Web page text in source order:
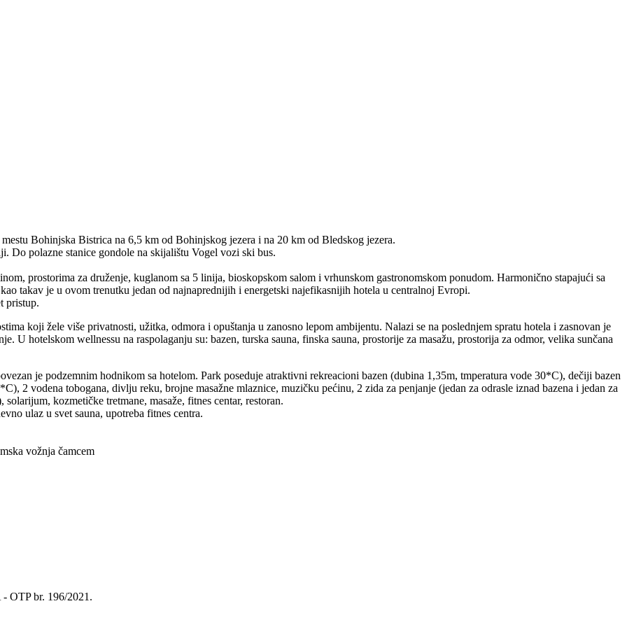
Bohinjska Bistrica na 6,5 km od Bohinjskog jezera i na 20 km od Bledskog jezera.
polazne stanice gondole na skijalištu Vogel vozi ski bus.
prostorima za druženje, kuglanom sa 5 linija, bioskopskom salom i vrhunskom gastronomskom ponudom. Harmonično stapajući sa
takav je u ovom trenutku jedan od najnaprednijih i energetski najefikasnijih hotela u centralnoj Evropi.
pristup.
koji žele više privatnosti, užitka, odmora i opuštanja u zanosno lepom ambijentu. Nalazi se na poslednjem spratu hotela i zasnovan je
U hotelskom wellnessu na raspolaganju su: bazen, turska sauna, finska sauna, prostorije za masažu, prostorija za odmor, velika sunčana
je podzemnim hodnikom sa hotelom. Park poseduje atraktivni rekreacioni bazen (dubina 1,35m, tmperatura vode 30*C), dečiji bazen
2 vodena tobogana, divlju reku, brojne masažne mlaznice, muzičku pećinu, 2 zida za penjanje (jedan za odrasle iznad bazena i jedan za
kozmetičke tretmane, masaže, fitnes centar, restoran.
ulaz u svet sauna, upotreba fitnes centra.
vožnja čamcem
OTP br. 196/2021.